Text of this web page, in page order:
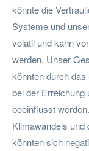
könnte die
Systeme und
volatil und kann
werden. Unser
könnten durch
bei der Erreichung
beeinflusst
Klimawandels und
könnten sich